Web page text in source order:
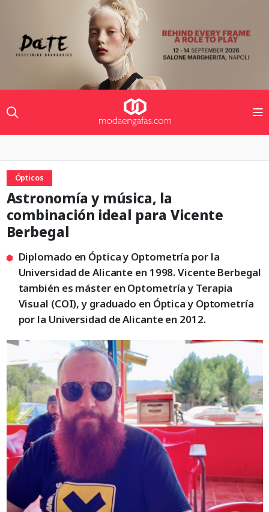
Ópticos
Astronomía y música, la
combinación ideal para Vicente
Berbegal
Diplomado en Óptica y Optometría por la
Universidad de Alicante en 1998. Vicente Berbegal
también es máster en Optometría y Terapia
Visual (COI), y graduado en Óptica y Optometría
por la Universidad de Alicante en 2012.